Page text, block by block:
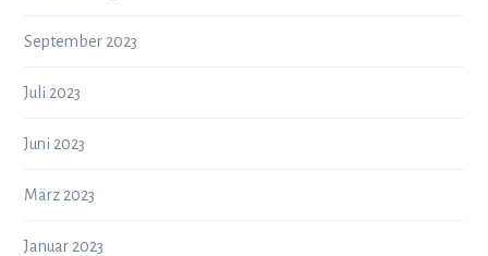
September 2023
Juli 2023
Juni 2023
März 2023
Januar 2023